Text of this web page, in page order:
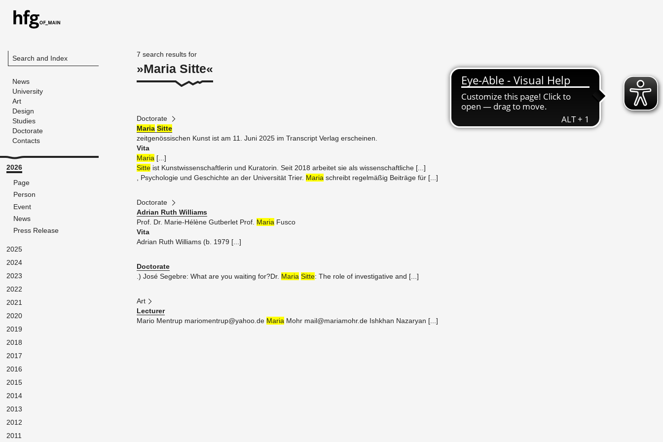
Search and Index
News
University
Art
Design
Studies
Doctorate
Contacts
2026
Page
Person
Event
News
Press Release
2025
2024
2023
2022
2021
2020
2019
2018
2017
2016
2015
2014
2013
2012
2011
7 search re­sults for
Maria Sitte
Doctorate
Maria Sitte
zeit­genössis­chen Kunst ist am 11. Juni 2025 im Tran­script Ver­lag er­scheinen.
Vita
Maria [...]
Sitte ist Kunst­wissenschaft­lerin und Ku­ra­torin. Seit 2018 ar­beitet sie als wis­senschaftliche [...]
, Psy­cholo­gie und Geschichte an der Uni­ver­sität Trier. Maria schreibt regelmäßig Beiträge für [...]
Doctorate
Adrian Ruth Williams
Prof. Dr. Marie-Hélène Gut­ber­let Prof. Maria Fusco
Vita
Adrian Ruth Williams (b. 1979 [...]
Doc­tor­ate
.) José Sege­bre: What are you wait­ing for?​ Dr. Maria Sitte: ​The role of in­ves­tiga­tive and [...]
Art
Lec­turer
Mario Men­trup mar​iome​ntru​p@​yahoo.​de Maria Mohr mail@​mariamohr.​de Ishkhan Nazaryan [...]